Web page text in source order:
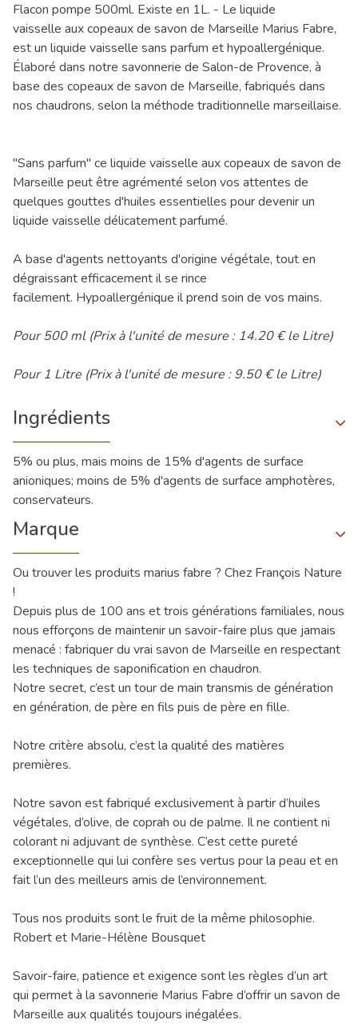
Flacon pompe 500ml. Existe en 1L. - Le liquide
vaisselle aux copeaux de savon de Marseille Marius Fabre,
est un liquide vaisselle sans parfum et hypoallergénique.
Élaboré dans notre savonnerie de Salon-de Provence, à
base des copeaux de savon de Marseille, fabriqués dans
nos chaudrons, selon la méthode traditionnelle marseillaise.
"Sans parfum" ce liquide vaisselle aux copeaux de savon de
Marseille peut être agrémenté selon vos attentes de
quelques gouttes d'huiles essentielles pour devenir un
liquide vaisselle délicatement parfumé.
A base d'agents nettoyants d'origine végétale, tout en
dégraissant efficacement il se rince
facilement. Hypoallergénique il prend soin de vos mains.
Pour 500 ml (Prix à l'unité de mesure : 14.20 € le Litre)
Pour 1 Litre (Prix à l'unité de mesure : 9.50 € le Litre)
Ingrédients
5% ou plus, mais moins de 15% d'agents de surface
anioniques; moins de 5% d'agents de surface amphotères,
conservateurs.
Marque
Ou trouver les produits marius fabre ? Chez François Nature
!
Depuis plus de 100 ans et trois générations familiales, nous
nous efforçons de maintenir un savoir-faire plus que jamais
menacé : fabriquer du vrai savon de Marseille en respectant
les techniques de saponification en chaudron.
Notre secret, c’est un tour de main transmis de génération
en génération, de père en fils puis de père en fille.
Notre critère absolu, c’est la qualité des matières
premières.
Notre savon est fabriqué exclusivement à partir d’huiles
végétales, d’olive, de coprah ou de palme. Il ne contient ni
colorant ni adjuvant de synthèse. C’est cette pureté
exceptionnelle qui lui confère ses vertus pour la peau et en
fait l’un des meilleurs amis de l’environnement.
Tous nos produits sont le fruit de la même philosophie.
Robert et Marie-Hélène Bousquet
Savoir-faire, patience et exigence sont les règles d’un art
qui permet à la savonnerie Marius Fabre d’offrir un savon de
Marseille aux qualités toujours inégalées.